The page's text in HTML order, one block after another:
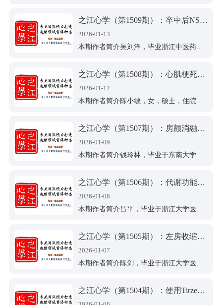
之江心学（第1509期）：卒中后NSVT：被忽视的风险标志与临床启示
2026-01-13
本期作者简介吴刘洋，毕业浙江中医药大学，医学硕士，浙江省人民医院心内科住院医师，从事心血管疾病诊治及相关研究。
之江心学（第1508期）：心肌梗死后出现室性心动过速：RFCA vs. AAD
2026-01-12
本期作者简介陈小敏，女，硕士，住院医师。2018年毕业于吉林大学，专业方向为心电生理学，主要从事起搏器程控、运动平板、经食道心脏电生理等相关工作。有多篇SCI和中文核心期刊文章。
之江心学（第1507期）：房颤消融术后中低危者无需抗凝
2026-01-09
本期作者简介钱玲林，毕业于东南大学医学院，医学博士，浙江省人民医院心内科住院医师，目前主要从事心内科常见病的诊疗及相关研究，发表SCI论文3篇。
之江心学（第1506期）：代谢功能障碍相关性脂肪肝与心衰风险之间的关系何如？
2026-01-08
本期作者简介吕平，毕业于浙江大学医学院，医学博士，浙江省人民医院心内科住院医师，从事心血管疾病诊治及相关研究。发表SCI论文3篇，中文核心期刊3篇，参与多项省级课题与国家级课题。
之江心学（第1505期）：左房收缩应变低者，ILR 筛查抗凝显著获益
2026-01-07
本期作者简介陈剑，毕业于浙江大学医学院，医学博士，浙江省人民医院心内科住院医师，从事心血管疾病诊治及相关研究。发表SCI论文2篇，参与多项省级课题和国家级课题。
之江心学（第1504期）：使用Tirzepatide与Dulaglutide的2型糖尿病患者的心血管结局比较